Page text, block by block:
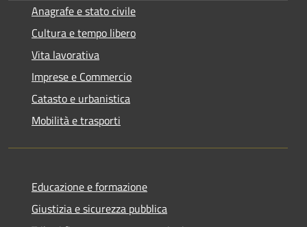
Anagrafe e stato civile
Cultura e tempo libero
Vita lavorativa
Imprese e Commercio
Catasto e urbanistica
Mobilità e trasporti
Educazione e formazione
Giustizia e sicurezza pubblica